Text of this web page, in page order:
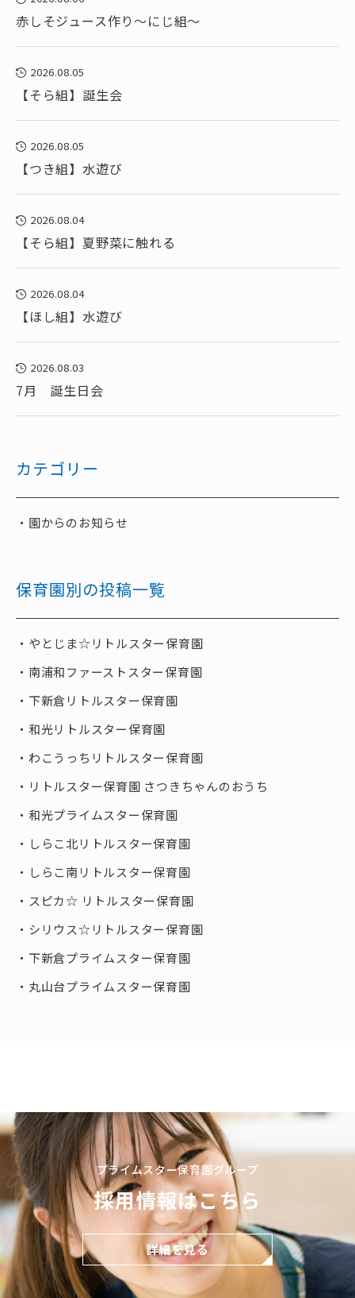
赤しそジュース作り～にじ組～
2026.08.05
【そら組】誕生会
2026.08.05
【つき組】水遊び
2026.08.04
【そら組】夏野菜に触れる
2026.08.04
【ほし組】水遊び
2026.08.03
7月 誕生日会
カテゴリー
園からのお知らせ
保育園別の投稿一覧
やとじま☆リトルスター保育園
南浦和ファーストスター保育園
下新倉リトルスター保育園
和光リトルスター保育園
わこうっちリトルスター保育園
リトルスター保育園 さつきちゃんのおうち
和光プライムスター保育園
しらこ北リトルスター保育園
しらこ南リトルスター保育園
スピカ☆ リトルスター保育園
シリウス☆リトルスター保育園
下新倉プライムスター保育園
丸山台プライムスター保育園
プライムスター保育園グループ
採用情報はこちら
詳細を見る